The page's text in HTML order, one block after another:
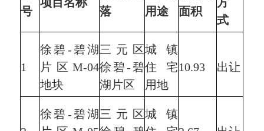
号
落
用途
面积
式
1
徐碧-碧湖
片区M-04
地块
三元区
徐碧-碧
湖片区
城镇
住宅
用地
10.93 出让
徐碧-碧湖三元区城镇